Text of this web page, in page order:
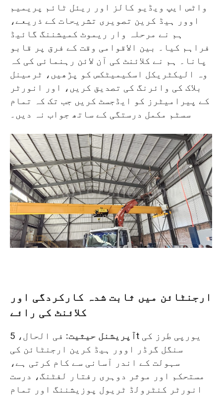
واٹس ایپ ویڈیو کالز اور ریئل ٹائم پریمیم
اوور ہیڈ کرین تصویری تشریحات کے ذریعے،
ہم نے مرحلہ وار ریموٹ کمیشننگ گائیڈ
فراہم کیا۔ بین الاقوامی وقت کے فرق پر قابو
پانا۔ ہم نے کلائنٹ کی آن لائن رہنمائی کی کہ
وہ الیکٹریکل اسکیمیٹکس کو پڑھیں، ٹرمینل
بلاک کی وائرنگ کی تصدیق کریں، اور انورٹر
کے پیرامیٹرز کو ایڈجسٹ کریں جب تک کہ تمام
سسٹم مکمل درستگی کے ساتھ جواب نہ دیں۔
ارجنٹائن میں ثابت شدہ کارکردگی اور
کلائنٹ کی رائے
آپریشنل حیثیت:
فی الحال، 5t یورپی طرز کی
سنگل گرڈر اوور ہیڈ کرین ارجنٹائن کی
سہولت کے اندر آسانی سے کام کرتی ہے،
مستحکم اور موثر دوہری رفتار لفٹنگ، درست
انورٹر کنٹرولڈ ٹریول پوزیشننگ اور تمام